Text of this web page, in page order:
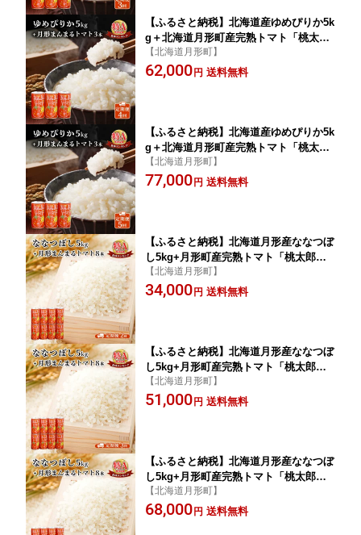
【ふるさと納税】北海道産ゆめぴりか5k
g＋北海道月形町産完熟トマト「桃太
郎」使用『月形まんまるトマト』3本 4
ヵ月連続 定期便 米 お米 果汁飲料 野菜
【北海道月形町】
62,000 円 送料無料
【ふるさと納税】北海道産ゆめぴりか5k
g＋北海道月形町産完熟トマト「桃太
郎」使用『月形まんまるトマト』3本 5
ヵ月連続 定期便 米 お米 果汁飲料 野菜
【北海道月形町】
77,000 円 送料無料
【ふるさと納税】北海道月形産ななつぼ
し5kg+月形町産完熟トマト「桃太郎」
使用『月形まんまるトマト』8本 2ヵ月
連続 定期便 お米 果汁飲料 野菜飲料 ト
【北海道月形町】
34,000 円 送料無料
【ふるさと納税】北海道月形産ななつぼ
し5kg+月形町産完熟トマト「桃太郎」
使用『月形まんまるトマト』8本 3ヵ月
連続 定期便 お米 果汁飲料 野菜飲料 ト
【北海道月形町】
51,000 円 送料無料
【ふるさと納税】北海道月形産ななつぼ
し5kg+月形町産完熟トマト「桃太郎」
使用『月形まんまるトマト』8本 4ヵ月
連続 定期便 お米 果汁飲料 野菜飲料 ト
【北海道月形町】
68,000 円 送料無料